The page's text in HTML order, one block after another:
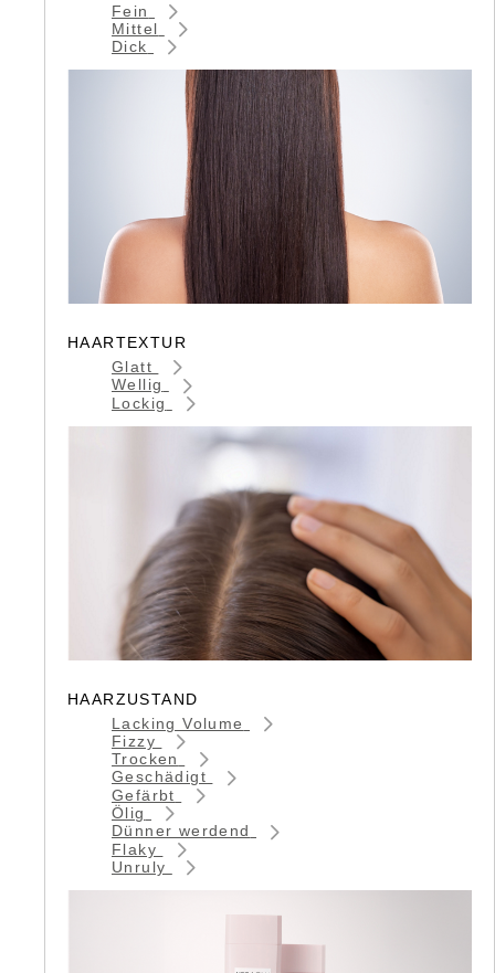
Fein
Mittel
Dick
HAARTEXTUR
Glatt
Wellig
Lockig
HAARZUSTAND
Lacking Volume
Fizzy
Trocken
Geschädigt
Gefärbt
Ölig
Dünner werdend
Flaky
Unruly